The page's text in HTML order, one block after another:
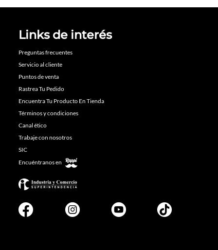
Links de interés
Preguntas frecuentes
Servicio al cliente
Puntos de venta
Rastrea Tu Pedido
Encuentra Tu Producto En Tienda
Términos y condiciones
Canal ético
Trabaje con nosotros
SIC
Encuéntranos en